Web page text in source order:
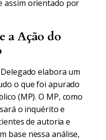
assim orientado por
a Ação do
elabora um
o que foi apurado
(MP). O MP, como
o inquérito e
de autoria e
base nessa análise,